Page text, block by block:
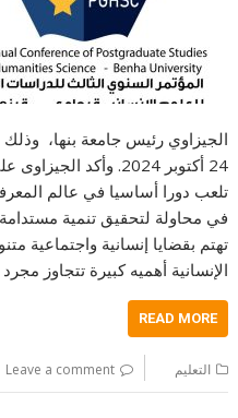
24 أكتوبر 2024. وأكد
تلعب دورا أساسيا في عالم
في محاولة لتحقيق تنمية
تهتم بقضايا إنسانية واجتماعية
الإنسانية أهميه كبيرة تتجاوز
READ MORE
التعليم Leave a comment